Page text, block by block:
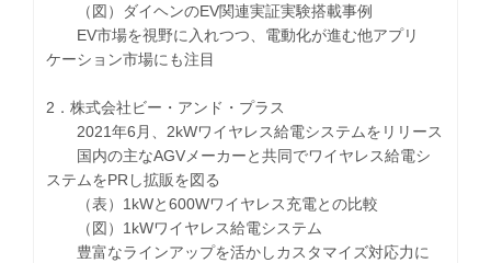
（図）ダイヘンのEV関連実証実験搭載事例
EV市場を視野に入れつつ、電動化が進む他アプリ
ケーション市場にも注目
2．株式会社ビー・アンド・プラス
2021年6月、2kWワイヤレス給電システムをリリース
国内の主なAGVメーカーと共同でワイヤレス給電シ
ステムをPRし拡販を図る
（表）1kWと600Wワイヤレス充電との比較
（図）1kWワイヤレス給電システム
豊富なラインアップを活かしカスタマイズ対応力に